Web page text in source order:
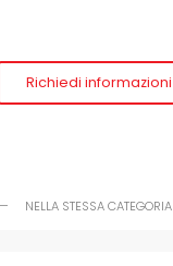
Richiedi informazioni
NELLA STESSA CATEGORIA